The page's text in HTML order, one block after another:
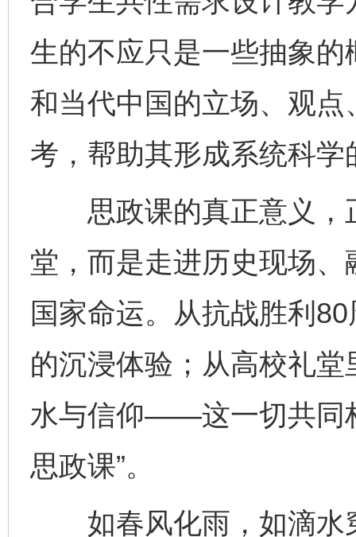
生的不应只是一些抽象
和当代中国的立场、观
考，帮助其形成系统科学
思政课的真正意义，
堂，而是走进历史现场
国家命运。从抗战胜利
的沉浸体验；从高校礼
水与信仰——这一切共同
思政课”。
如春风化雨，如滴水